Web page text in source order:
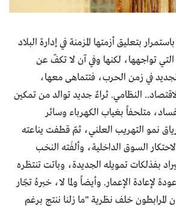
بتعليق أزمتها المزمنة في إدارة البلاد
التي تواجهها، لكنها وفي آن لا تكفّ عن
في زمن الحرب، فتتماهى معها،
النظامي. ثراءٌ جديد توالد من تمكين
متلحفاً بغياب الكهرباء وسائر
نمو التهريب العلني، ثمّ قطفت يناعته
لاحتكار السوق الداخلية، وألفَته النخب
بفذلكات تمويله الجديدة، وباتت تنتظره
لإعادة الإعمار. وأيضاً ولما لا، خبرهُ تجّار
المرابطون خلف نظرية "ما زلنا ننتج برغم